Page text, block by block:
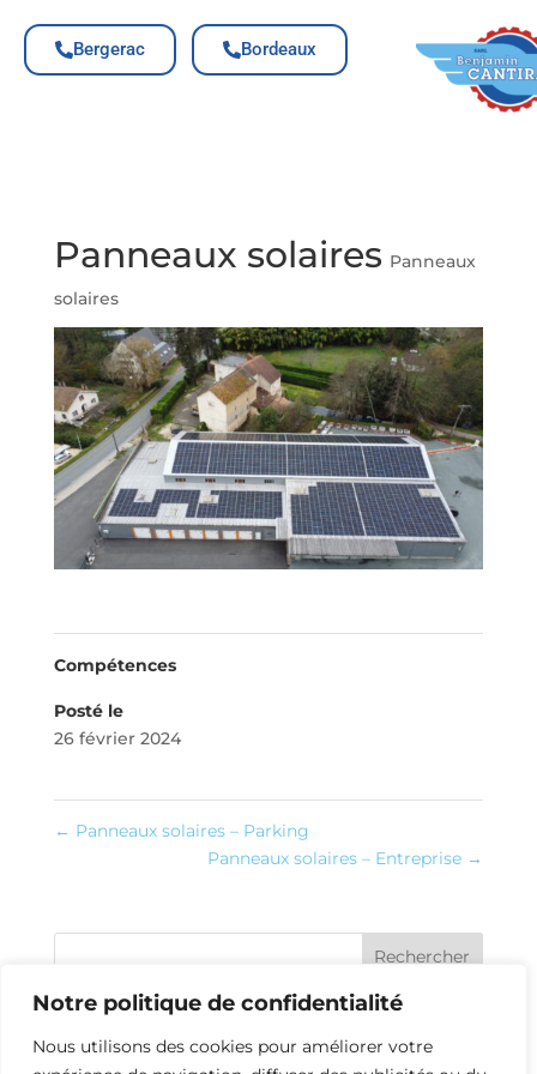
Notre politique de confidentialité
Nous utilisons des cookies pour améliorer votre
Bergerac Bordeaux
Panneaux solaires Panneaux
solaires
Compétences
Posté le
26 février 2024
← Panneaux solaires – Parking
Panneaux solaires – Entreprise →
Rechercher
Installation climatisation